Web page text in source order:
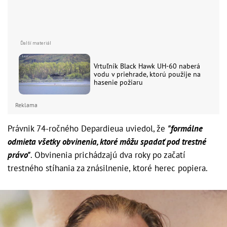
Vrtuľník Black Hawk UH-60 naberá
vodu v priehrade, ktorú použije na
hasenie požiaru
Reklama
Právnik 74-ročného Depardieua uviedol, že "formálne
odmieta všetky obvinenia, ktoré môžu spadať pod trestné
právo". Obvinenia prichádzajú dva roky po začatí
trestného stíhania za znásilnenie, ktoré herec popiera.